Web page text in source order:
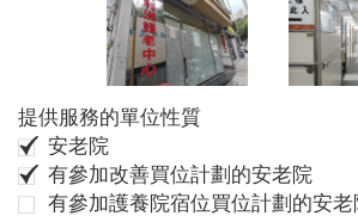
提供服務的單位性質
安老院
有參加改善買位計劃的安老院
有參加護養院宿位買位計劃的安老